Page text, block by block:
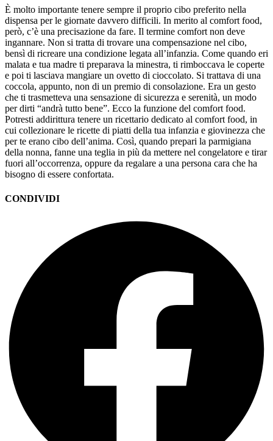
È molto importante tenere sempre il proprio cibo preferito nella
dispensa per le giornate davvero difficili. In merito al comfort food,
però, c’è una precisazione da fare. Il termine comfort non deve
ingannare. Non si tratta di trovare una compensazione nel cibo,
bensì di ricreare una condizione legata all’infanzia. Come quando eri
malata e tua madre ti preparava la minestra, ti rimboccava le coperte
e poi ti lasciava mangiare un ovetto di cioccolato. Si trattava di una
coccola, appunto, non di un premio di consolazione. Era un gesto
che ti trasmetteva una sensazione di sicurezza e serenità, un modo
per dirti “andrà tutto bene”. Ecco la funzione del comfort food.
Potresti addirittura tenere un ricettario dedicato al comfort food, in
cui collezionare le ricette di piatti della tua infanzia e giovinezza che
per te erano cibo dell’anima. Così, quando prepari la parmigiana
della nonna, fanne una teglia in più da mettere nel congelatore e tirar
fuori all’occorrenza, oppure da regalare a una persona cara che ha
bisogno di essere confortata.
CONDIVIDI